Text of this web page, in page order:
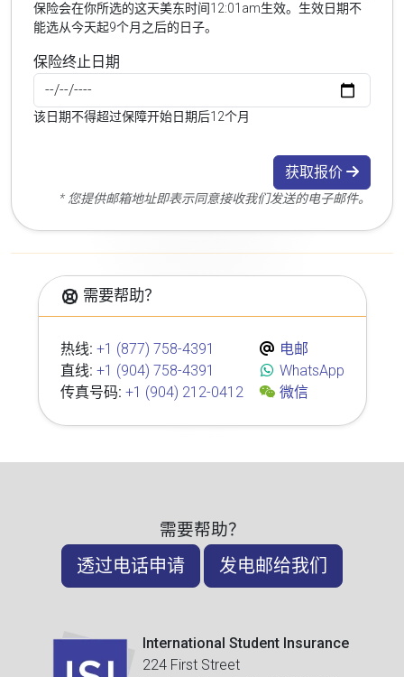
保险会在你所选的这天美东时间12:01am生效。生效日期不
能选从今天起9个月之后的日子。
保险终止日期
该日期不得超过保障开始日期后12个月
获取报价
* 您提供邮箱地址即表示同意接收我们发送的电子邮件。
需要帮助？
热线: +1 (877) 758-4391
直线: +1 (904) 758-4391
传真号码: +1 (904) 212-0412
电邮
WhatsApp
微信
需要帮助？
透过电话申请 发电邮给我们
International Student Insurance
224 First Street